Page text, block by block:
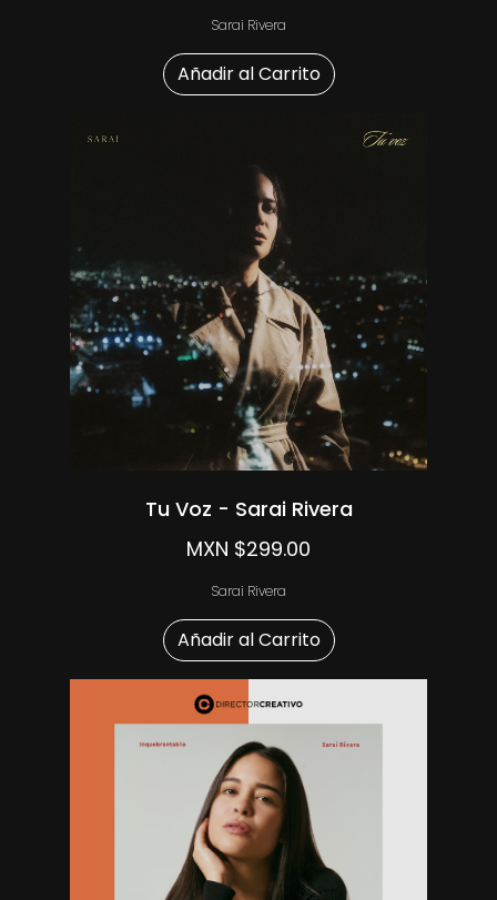
Sarai Rivera
Añadir al Carrito
Tu Voz - Sarai Rivera
MXN $299.00
Sarai Rivera
Añadir al Carrito